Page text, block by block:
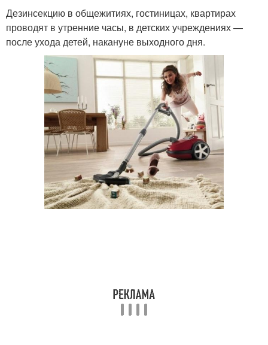
Дезинсекцию в общежитиях, гостиницах, квартирах
проводят в утренние часы, в детских учреждениях —
после ухода детей, накануне выходного дня.